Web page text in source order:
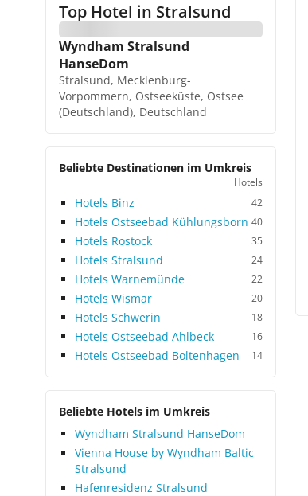
Top Hotel in Stralsund
Wyndham Stralsund
HanseDom
Stralsund, Mecklenburg-
Vorpommern, Ostseeküste, Ostsee
(Deutschland), Deutschland
Beliebte Destinationen im Umkreis
Hotels
Hotels Binz 42
Hotels Ostseebad Kühlungsborn 40
Hotels Rostock 35
Hotels Stralsund 24
Hotels Warnemünde 22
Hotels Wismar 20
Hotels Schwerin 18
Hotels Ostseebad Ahlbeck 16
Hotels Ostseebad Boltenhagen 14
Beliebte Hotels im Umkreis
Wyndham Stralsund HanseDom
Vienna House by Wyndham Baltic
Stralsund
Hafenresidenz Stralsund